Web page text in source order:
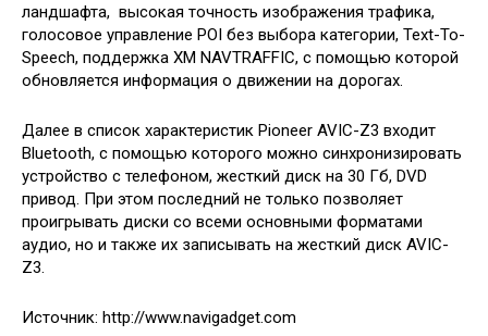
ландшафта, высокая точность изображения трафика,
голосовое управление POI без выбора категории, Text-To-
Speech, поддержка XM NAVTRAFFIC, с помощью которой
обновляется информация о движении на дорогах.
Далее в список характеристик Pioneer AVIC-Z3 входит
Bluetooth, с помощью которого можно синхронизировать
устройство с телефоном, жесткий диск на 30 Гб, DVD
привод. При этом последний не только позволяет
проигрывать диски со всеми основными форматами
аудио, но и также их записывать на жесткий диск AVIC-
Z3.
Источник: http://www.navigadget.com